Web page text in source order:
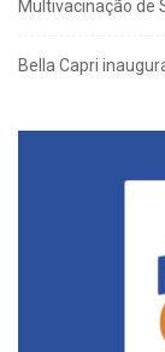
Multivacinação de
Bella Capri